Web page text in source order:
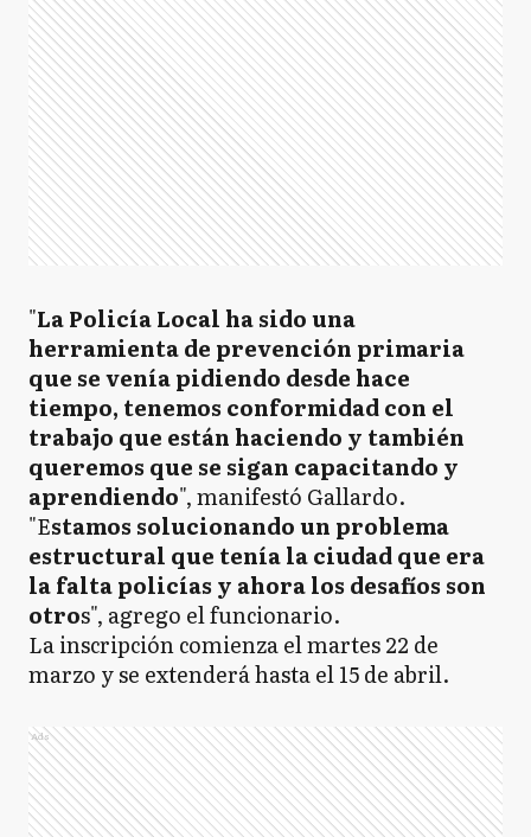
"La Policía Local ha sido una
herramienta de prevención primaria
que se venía pidiendo desde hace
tiempo, tenemos conformidad con el
trabajo que están haciendo y también
queremos que se sigan capacitando y
aprendiendo", manifestó Gallardo.
"Estamos solucionando un problema
estructural que tenía la ciudad que era
la falta policías y ahora los desafíos son
otros", agrego el funcionario.
La inscripción comienza el martes 22 de
marzo y se extenderá hasta el 15 de abril.
Ads